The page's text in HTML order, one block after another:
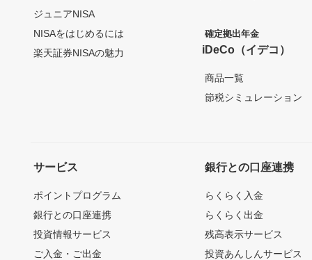
ジュニアNISA
NISAをはじめるには
楽天証券NISAの魅力
確定拠出年金
iDeCo（イデコ）
商品一覧
節税シミュレーション
サービス
ポイントプログラム
銀行との口座連携
投資情報サービス
ご入金・ご出金
銀行との口座連携
らくらく入金
らくらく出金
残高表示サービス
投資あんしんサービス